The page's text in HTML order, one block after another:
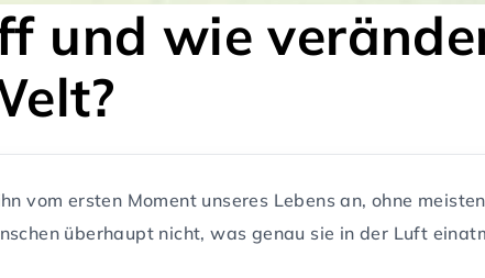
und wie
vom ersten Moment unseres Lebens an, ohne
überhaupt nicht, was genau sie in der Luft